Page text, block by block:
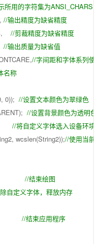
所用的字符集为
//输出精度为缺省精度
//剪裁精度为缺省精度
//输出质量为缺省值
//字间距和字体系列
名称
0));//设置文本颜色为翠绿色
//设置背景颜色为透明
//将自定义字体选入设备环境
wcslen(String2));//使用当前
//结束绘图
自定义字体，释放内存
//结束应用程序